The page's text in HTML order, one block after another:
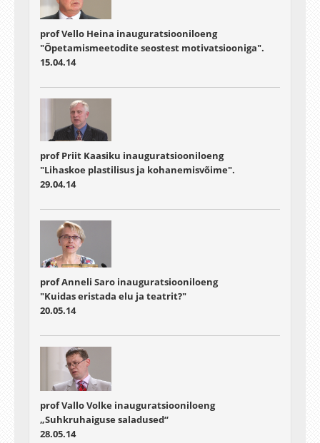
prof Vello Heina inauguratsiooniloeng
"Õpetamismeetodite seostest motivatsiooniga".
15.04.14
prof Priit Kaasiku inauguratsiooniloeng
"Lihaskoe plastilisus ja kohanemisvõime".
29.04.14
prof Anneli Saro inauguratsiooniloeng
"Kuidas eristada elu ja teatrit?"
20.05.14
prof Vallo Volke inauguratsiooniloeng
„Suhkruhaiguse saladused“
28.05.14